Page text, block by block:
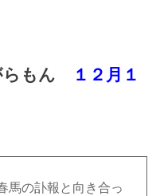
らもん
１２月１
馬の訃報と向き合っ